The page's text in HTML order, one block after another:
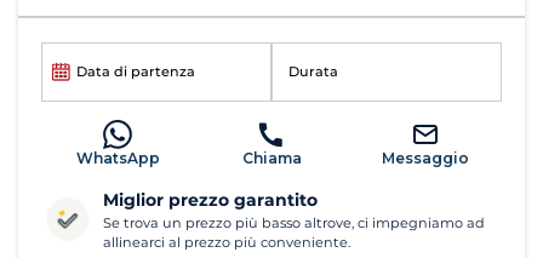
Data di partenza Durata
WhatsApp Chiama Messaggio
Miglior prezzo garantito
Se trova un prezzo più basso altrove, ci impegniamo ad
allinearci al prezzo più conveniente.